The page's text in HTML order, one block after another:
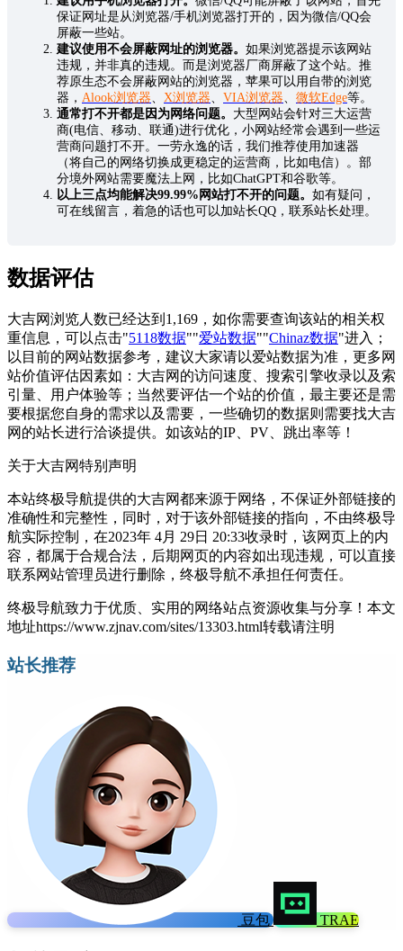
保证网址是从浏览器/手机浏览器打开的，因为微信/QQ会
屏蔽一些站。
建议使用不会屏蔽网址的浏览器。 如果浏览器提示该网站
违规，并非真的违规。而是浏览器厂商屏蔽了这个站。推
荐原生态不会屏蔽网站的浏览器，苹果可以用自带的浏览
器， Alook浏览器、 X浏览器、 VIA浏览器、 微软Edge等。
通常打不开都是因为网络问题。 大型网站会针对三大运营
商(电信、移动、联通)进行优化，小网站经常会遇到一些运
营商问题打不开。一劳永逸的话，我们推荐使用加速器
（将自己的网络切换成更稳定的运营商，比如电信）。部
分境外网站需要魔法上网，比如ChatGPT和谷歌等。
以上三点均能解决99.99%网站打不开的问题。 如有疑问，
可在线留言，着急的话也可以加站长QQ，联系站长处理。
数据评估
大吉网浏览人数已经达到1,169，如你需要查询该站的相关权
重信息，可以点击"5118数据""爱站数据""Chinaz数据"进入；
以目前的网站数据参考，建议大家请以爱站数据为准，更多网
站价值评估因素如：大吉网的访问速度、搜索引擎收录以及索
引量、用户体验等；当然要评估一个站的价值，最主要还是需
要根据您自身的需求以及需要，一些确切的数据则需要找大吉
网的站长进行洽谈提供。如该站的IP、PV、跳出率等！
关于大吉网特别声明
本站终极导航提供的大吉网都来源于网络，不保证外部链接的
准确性和完整性，同时，对于该外部链接的指向，不由终极导
航实际控制，在2023年 4月 29日 20:33收录时，该网页上的内
容，都属于合规合法，后期网页的内容如出现违规，可以直接
联系网站管理员进行删除，终极导航不承担任何责任。
终极导航致力于优质、实用的网络站点资源收集与分享！ 本文
地址https://www.zjnav.com/sites/13303.html转载请注明
站长推荐
豆包 TRAE